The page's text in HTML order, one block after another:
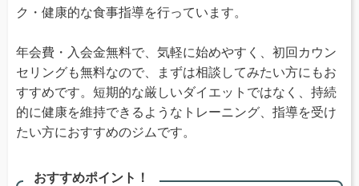
ク・健康的な食事指導を行っています。
年会費・入会金無料で、気軽に始めやすく、初回カウン
セリングも無料なので、まずは相談してみたい方にもお
すすめです。短期的な厳しいダイエットではなく、持続
的に健康を維持できるようなトレーニング、指導を受け
たい方におすすめのジムです。
おすすめポイント！